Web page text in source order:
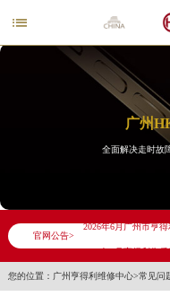

广州
全面解决走时故
官网公告>
2026年6月广州市亨
2026年6月亨得利售
您的位置： 广州亨得利维修中心>常见问